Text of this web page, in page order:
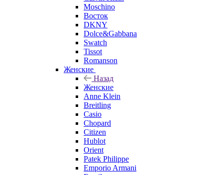
Moschino
Восток
DKNY
Dolce&Gabbana
Swatch
Tissot
Romanson
Женские
Назад
Женские
Anne Klein
Breitling
Casio
Chopard
Citizen
Hublot
Orient
Patek Philippe
Emporio Armani